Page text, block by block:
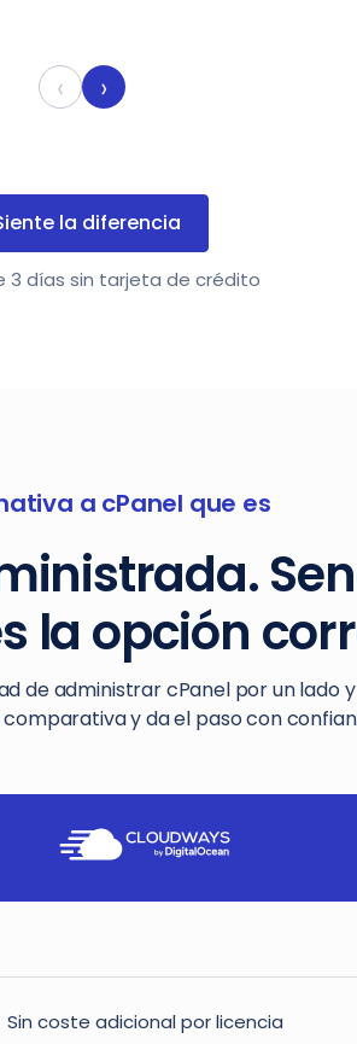
‹ ›
la diferencia
3 días sin tarjeta de crédito
a cPanel que es
la opción
de administrar cPanel por un lado
y da el paso con
Sin coste adicional por licencia